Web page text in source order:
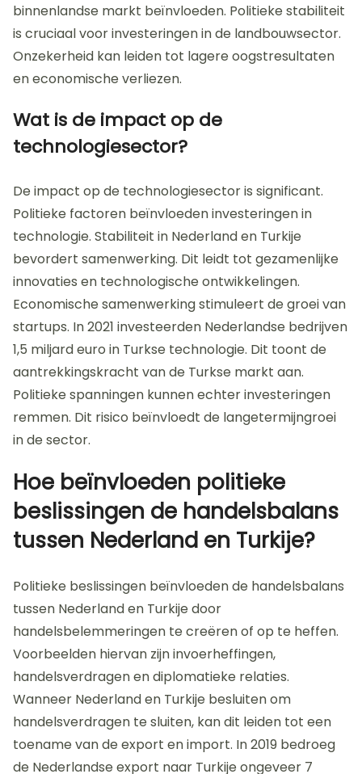
binnenlandse markt beïnvloeden. Politieke stabiliteit
is cruciaal voor investeringen in de landbouwsector.
Onzekerheid kan leiden tot lagere oogstresultaten
en economische verliezen.
Wat is de impact op de
technologiesector?
De impact op de technologiesector is significant.
Politieke factoren beïnvloeden investeringen in
technologie. Stabiliteit in Nederland en Turkije
bevordert samenwerking. Dit leidt tot gezamenlijke
innovaties en technologische ontwikkelingen.
Economische samenwerking stimuleert de groei van
startups. In 2021 investeerden Nederlandse bedrijven
1,5 miljard euro in Turkse technologie. Dit toont de
aantrekkingskracht van de Turkse markt aan.
Politieke spanningen kunnen echter investeringen
remmen. Dit risico beïnvloedt de langetermijngroei
in de sector.
Hoe beïnvloeden politieke
beslissingen de handelsbalans
tussen Nederland en Turkije?
Politieke beslissingen beïnvloeden de handelsbalans
tussen Nederland en Turkije door
handelsbelemmeringen te creëren of op te heffen.
Voorbeelden hiervan zijn invoerheffingen,
handelsverdragen en diplomatieke relaties.
Wanneer Nederland en Turkije besluiten om
handelsverdragen te sluiten, kan dit leiden tot een
toename van de export en import. In 2019 bedroeg
de Nederlandse export naar Turkije ongeveer 7